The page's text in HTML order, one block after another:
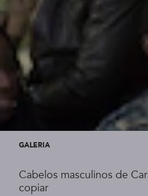
GALERIA
Cabelos masculinos de
copiar